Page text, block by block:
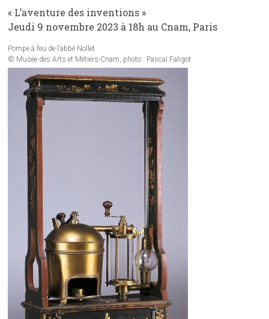
« L’aventure des inventions »
Jeudi 9 novembre 2023 à 18h au Cnam, Paris
Pompe à feu de l’abbé Nollet
© Musée des Arts et Métiers-Cnam, photo : Pascal Faligot